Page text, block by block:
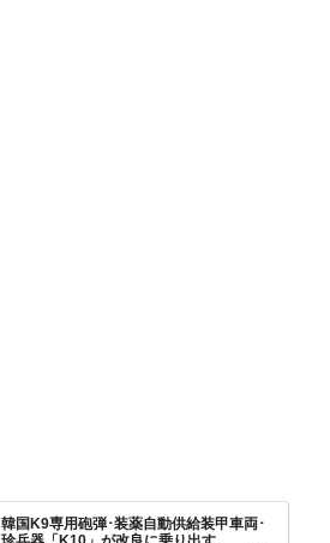
韓国K9専用砲弾･装薬自動供給装甲車両･